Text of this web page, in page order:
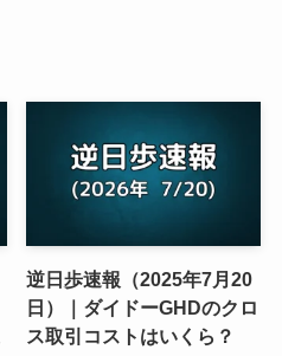
逆日歩速報（2025年7月20
日）｜ダイドーGHDのクロ
ス取引コストはいくら？